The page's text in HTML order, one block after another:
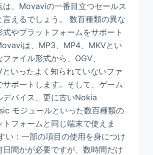
は、Movaviの一番目立つセールス
言えるでしょう。 数百種類の異な
式やプラットフォームをサポート
は、MP3、MP4、MKVとい
ァイル形式から、OGV、
いったよく知られていないファ
サポートします。そして、ゲーム
デバイス、更に古いNokia
モジュールといった数百種類の
フォームと同じ端末で使えま
い：一部の項目の使用を身につけ
日間かが必要ですが、数時間だけ